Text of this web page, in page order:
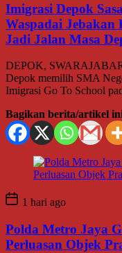
Imigrasi Depok
Waspadai Jebakan
Jadi Jalan Masa
DEPOK,
Depok memilih SMA
Imigrasi Go To School
Bagikan berita/artikel
1 hari ago
Polda Metro Jaya
Perluasan Objek